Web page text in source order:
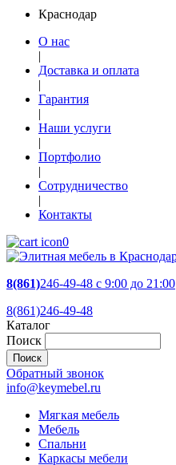
Краснодар
О нас
|
Доставка и оплата
|
Гарантия
|
Наши услуги
|
Портфолио
|
Сотрудничество
|
Контакты
0
8(861)246-49-48 c 9:00 до 21:00
8(861)246-49-48
Каталог
Поиск
Обратный звонок
info@keymebel.ru
Мягкая мебель
Мебель
Спальни
Каркасы мебели